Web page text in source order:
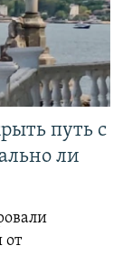
путь с
ли
от